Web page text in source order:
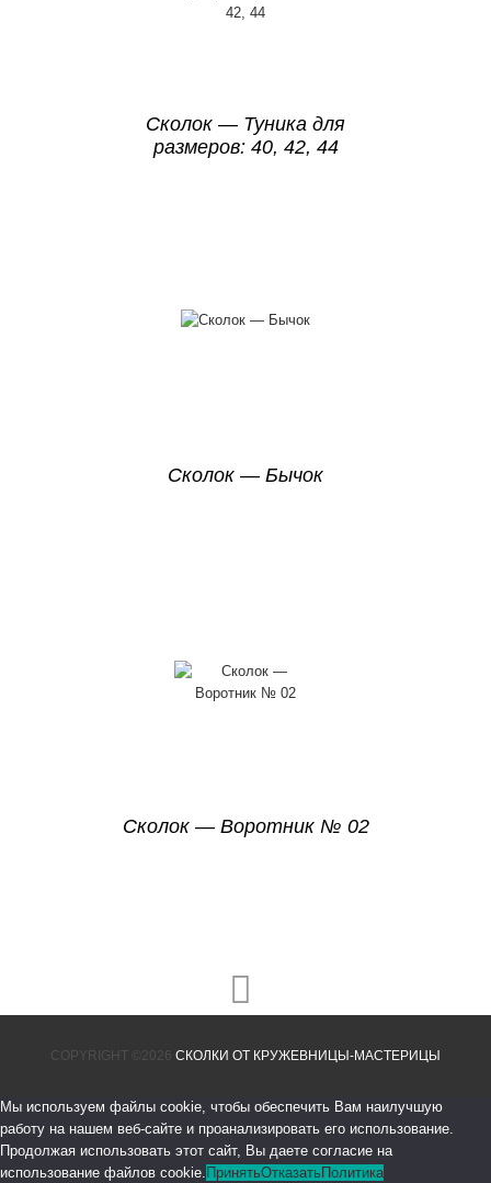
Сколок — Туника для
размеров: 40, 42, 44
Сколок — Бычок
Сколок — Воротник № 02
COPYRIGHT ©2026 СКОЛКИ ОТ КРУЖЕВНИЦЫ-МАСТЕРИЦЫ
Мы используем файлы cookie, чтобы обеспечить Вам наилучшую
работу на нашем веб-сайте и проанализировать его использование.
Продолжая использовать этот сайт, Вы даете согласие на
использование файлов cookie. ПринятьОтказать Политика